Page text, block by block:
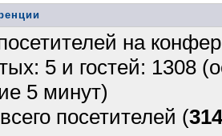
на
5 и гостей: 1308
5 минут)
посетителей (